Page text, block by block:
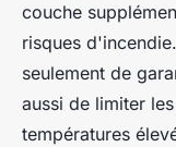
couche
risques
seulement de
aussi de limiter
températures